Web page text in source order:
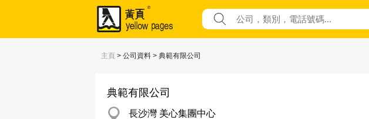
主頁 > 公司資料 > 典範有限公司
典範有限公司
長沙灣 美心集團中心